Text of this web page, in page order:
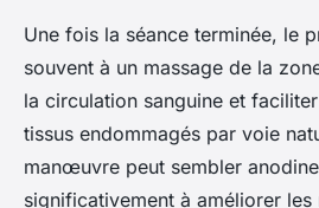
Une fois la séance terminée, le
souvent à un massage de la
la circulation sanguine et
tissus endommagés par voie
manœuvre peut sembler
significativement à améliorer les